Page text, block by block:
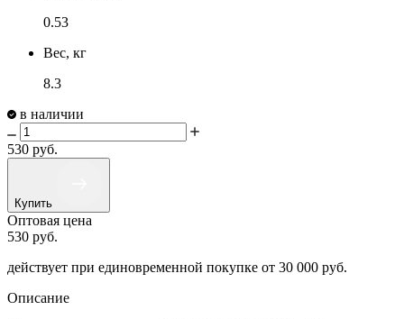
0.53
Вес, кг
8.3
в наличии
530 руб.
Купить
Оптовая цена
530 руб.
действует при единовременной покупке от 30 000 руб.
Описание